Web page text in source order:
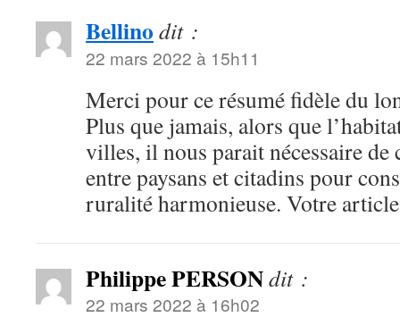
Bellino dit :
22 mars 2022 à 15h11
Merci pour ce résumé fidèle du
Plus que jamais, alors que
villes, il nous parait nécessaire
entre paysans et citadins pour
ruralité harmonieuse. Votre article
Philippe PERSONdit :
22 mars 2022 à 16h02